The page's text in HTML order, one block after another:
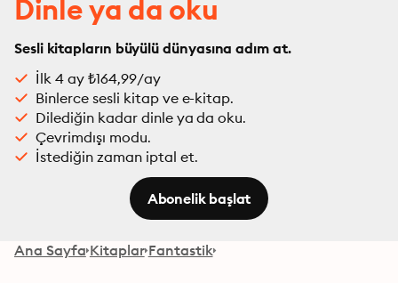
Dinle ya da oku
Sesli kitapların büyülü dünyasına adım at.
İlk 4 ay ₺164,99/ay
Binlerce sesli kitap ve e-kitap.
Dilediğin kadar dinle ya da oku.
Çevrimdışı modu.
İstediğin zaman iptal et.
Abonelik başlat
Ana Sayfa Kitaplar Fantastik